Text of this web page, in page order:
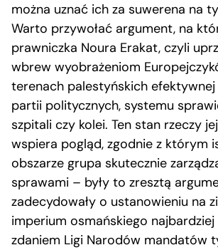
można uznać ich za suwerena na
Warto przywołać argument, na
prawniczka Noura Erakat, czyli
wbrew wyobrażeniom
terenach palestyńskich
partii politycznych, systemu
szpitali czy kolei. Ten stan rzeczy
wspiera pogląd, zgodnie z którym
obszarze grupa skutecznie
sprawami – były to zresztą
zadecydowały o ustanowieniu na
imperium osmańskiego
zdaniem Ligi Narodów mandatów